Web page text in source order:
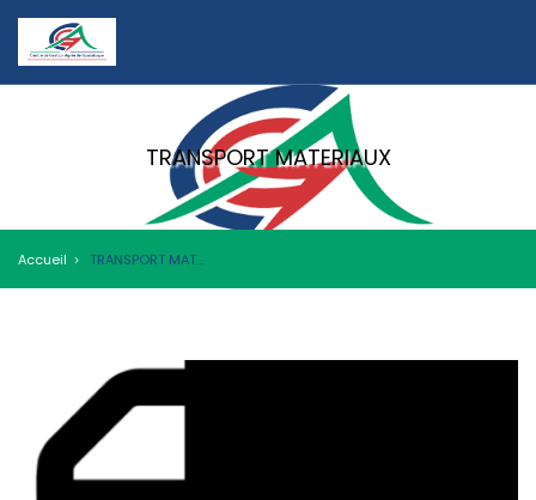
TRANSPORT MATERIAUX
Accueil TRANSPORT MATERIAUX